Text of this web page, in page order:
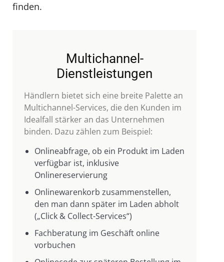
finden.
Multichannel-
Dienstleistungen
Händlern bietet sich eine breite Palette an
Multichannel-Services, die den Kunden im
Idealfall stärker an das Unternehmen
binden. Dazu zählen zum Beispiel:
Onlineabfrage, ob ein Produkt im Laden
verfügbar ist, inklusive
Onlinereservierung
Onlinewarenkorb zusammenstellen,
den man dann später im Laden abholt
(„Click & Collect-Services“)
Fachberatung im Geschäft online
vorbuchen